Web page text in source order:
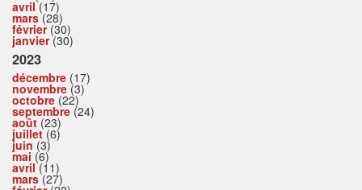
avril(17)
mars(28)
février(30)
janvier(30)
2023
décembre (17)
novembre (3)
octobre (22)
septembre (24)
août (23)
juillet(6)
juin (3)
mai (6)
avril(11)
mars(27)